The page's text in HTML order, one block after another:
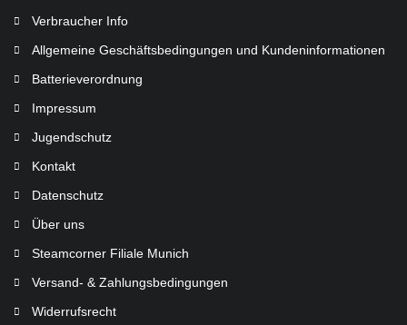
Verbraucher Info
Allgemeine Geschäftsbedingungen und Kundeninformationen
Batterieverordnung
Impressum
Jugendschutz
Kontakt
Datenschutz
Über uns
Steamcorner Filiale Munich
Versand- & Zahlungsbedingungen
Widerrufsrecht